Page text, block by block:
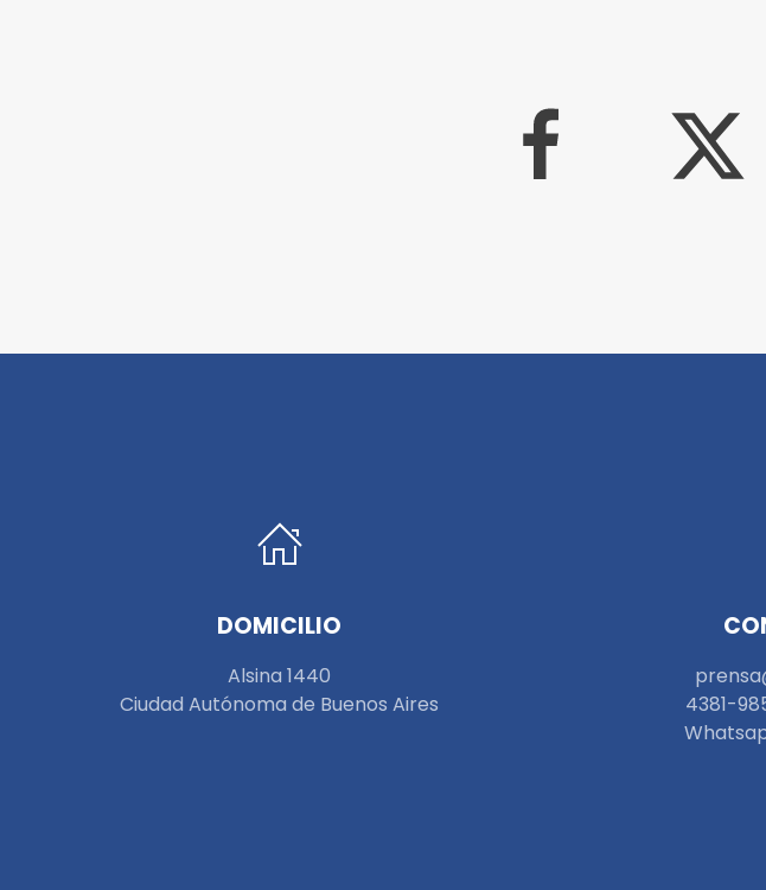
DOMICILIO
Alsina 1440
Ciudad Autónoma de Buenos Aires
4381-
W